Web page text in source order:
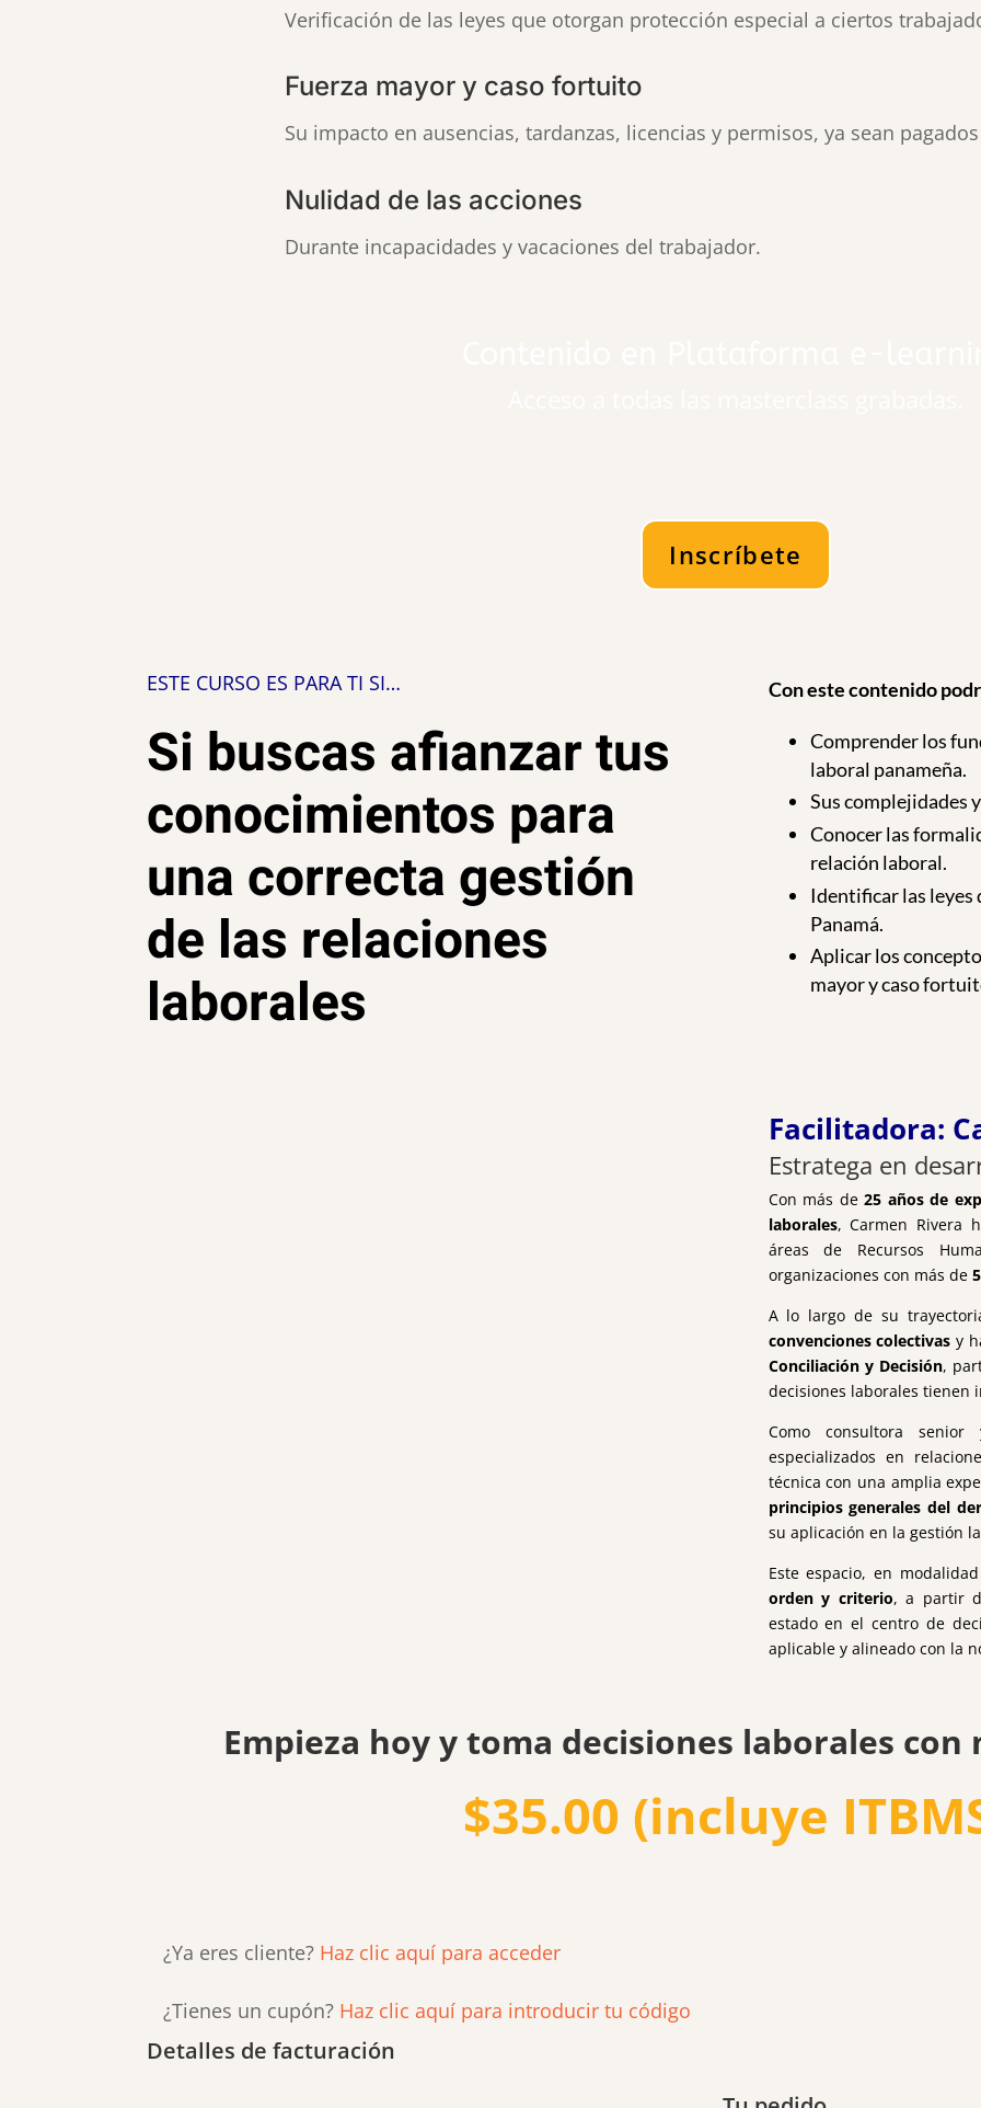
Verificación de las leyes que otorgan protección especial a ciertos
Fuerza mayor y caso fortuito
Su impacto en ausencias, tardanzas, licencias y permisos, ya sean
Nulidad de las acciones
Durante incapacidades y vacaciones del trabajador.
Inscríbete
ESTE CURSO ES PARA TI SI…
Si buscas afianzar tus
conocimientos para
una correcta gestión
de las relaciones
laborales
Con este contenido
Comprender los
laboral panameña.
Sus complejidades
Conocer las
relación laboral.
Identificar las leyes
Panamá.
Aplicar los
mayor y caso
Facilitadora:
Estratega en
Con más de25 años de
laborales, Carmen Rivera
áreas de Recursos
organizaciones con más de
A lo largo de su
convenciones colectivas y
Conciliación y Decisión,
decisiones laborales tienen
Como consultora senior
especializados en
técnica con una amplia
principios generales del
su aplicación en la gestión
Este espacio, en
orden y criterio, a partir
estado en el centro de
aplicable y alineado con la
Empieza hoy y toma decisiones laborales
$35.00 (incluye
¿Ya eres cliente? Haz clic aquí para acceder
¿Tienes un cupón? Haz clic aquí para introducir tu código
Detalles de facturación